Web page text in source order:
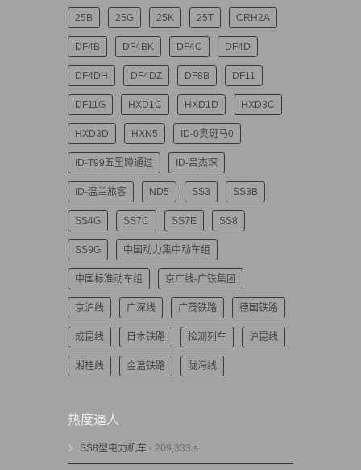
25B 25G 25K 25T CRH2A
DF4B DF4BK DF4C DF4D
DF4DH DF4DZ DF8B DF11
DF11G HXD1C HXD1D HXD3C
HXD3D HXN5 ID-0奥斑马0
ID-T99五里蹲通过 ID-吕杰琛
ID-温兰旅客 ND5 SS3 SS3B
SS4G SS7C SS7E SS8
SS9G 中国动力集中动车组
中国标准动车组 京广线-广铁集团
京沪线 广深线 广茂铁路 德国铁路
成昆线 日本铁路 检测列车 沪昆线
湘桂线 金温铁路 陇海线
热度逼人
SS8型电力机车 - 209,333 s